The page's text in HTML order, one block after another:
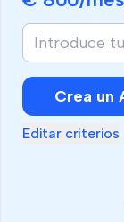
Crea un
Editar criterios